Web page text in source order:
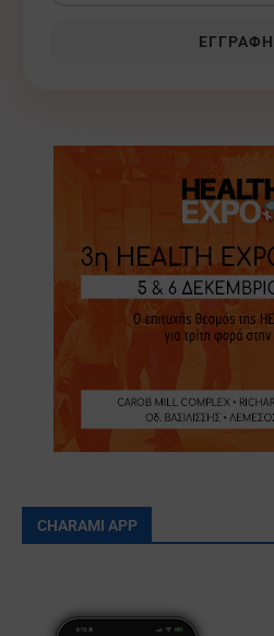
ΕΓΓΡΑΦΉ
CHARAMI APP